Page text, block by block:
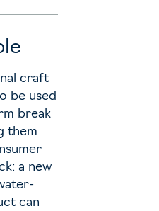
craft
be used
break
them
a new
can